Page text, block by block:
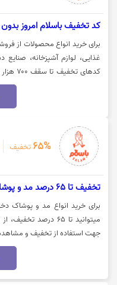
کد تخفیف باسلام امروز
برای خرید انواع محصولات از
غذایی، لوازم آشپزخانه،
کد تخفیف متنوع وجود دارد که
استفاده کنید و خریدی
65% تخفیف
تخفیف تا 65 درصد مد و پوشاک دخترانه و پسرانه
برای خرید انواع مد و پوشاک
میتوانید تا 65 درصد
جهت استفاده از تخفیف و مشاهده